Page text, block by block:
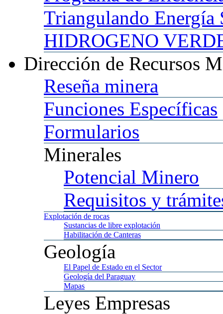
Triangulando Energía
HIDROGENO
Dirección de Recursos
Reseña minera
Funciones Específicas
Formularios
Minerales
Potencial Minero
Requisitos y
Explotación de rocas
Sustancias de libre explotación
Habilitación de Canteras
Geología
El Papel de Estado en el Sector
Geología del Paraguay
Mapas
Leyes Empresas